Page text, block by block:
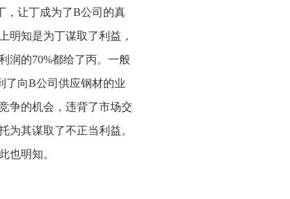
，让丁成为了B公司的真
明知是为丁谋取了利益，
润的70%都给了丙。一般
了向B公司供应钢材的业
争的机会，违背了市场交
为其谋取了不正当利益。
也明知。